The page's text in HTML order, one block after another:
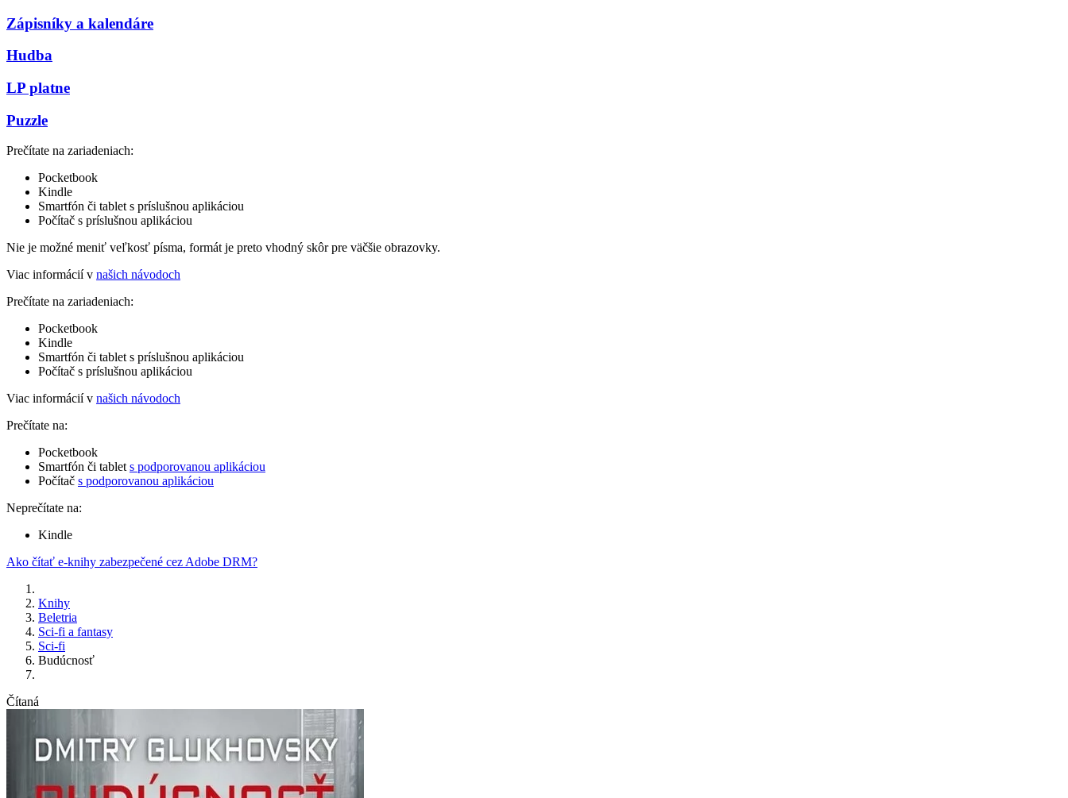
Zápisníky a kalendáre
Hudba
LP platne
Puzzle
Prečítate na zariadeniach:
Pocketbook
Kindle
Smartfón či tablet s príslušnou aplikáciou
Počítač s príslušnou aplikáciou
Nie je možné meniť veľkosť písma, formát je preto vhodný skôr pre väčšie obrazovky.
Viac informácií v našich návodoch
Prečítate na zariadeniach:
Pocketbook
Kindle
Smartfón či tablet s príslušnou aplikáciou
Počítač s príslušnou aplikáciou
Viac informácií v našich návodoch
Prečítate na:
Pocketbook
Smartfón či tablet s podporovanou aplikáciou
Počítač s podporovanou aplikáciou
Neprečítate na:
Kindle
Ako čítať e-knihy zabezpečené cez Adobe DRM?
Knihy
Beletria
Sci-fi a fantasy
Sci-fi
Budúcnosť
Čítaná